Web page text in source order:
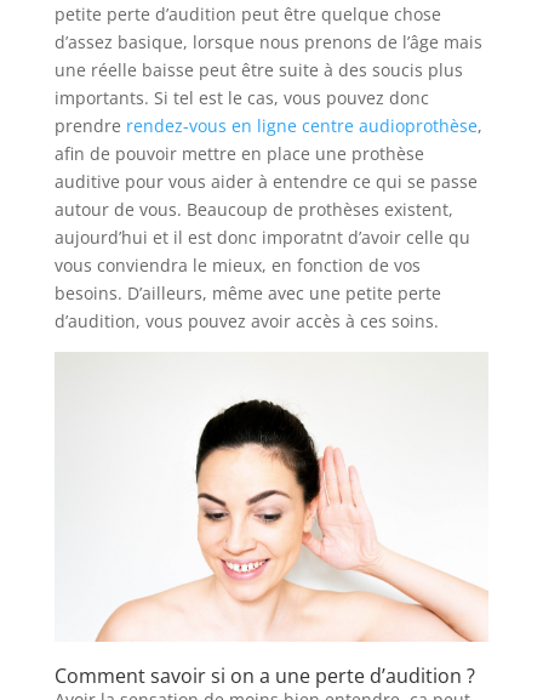
petite perte d’audition peut être quelque chose
d’assez basique, lorsque nous prenons de l’âge mais
une réelle baisse peut être suite à des soucis plus
importants. Si tel est le cas, vous pouvez donc
prendre rendez-vous en ligne centre audioprothèse,
afin de pouvoir mettre en place une prothèse
auditive pour vous aider à entendre ce qui se passe
autour de vous. Beaucoup de prothèses existent,
aujourd’hui et il est donc imporatnt d’avoir celle qu
vous conviendra le mieux, en fonction de vos
besoins. D’ailleurs, même avec une petite perte
d’audition, vous pouvez avoir accès à ces soins.
Comment savoir si on a une perte d’audition ?